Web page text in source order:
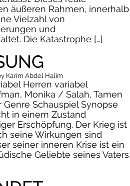
äußeren Rahmen, innerhalb
Vielzahl von
und
Die Katastrophe […]
Karim Abdel Halim
Herren variabel
Monika / Salah, Tamen
Schauspiel Synopse
in einem Zustand
Erschöpfung. Der Krieg ist
seine Wirkungen sind
seiner inneren Krise ist ein
Geliebte seines Vaters